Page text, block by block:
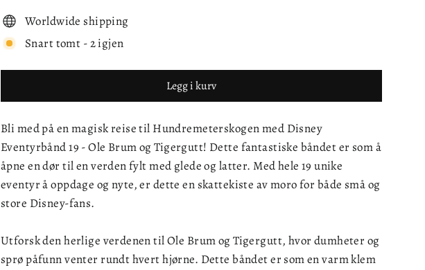
Worldwide shipping
Snart tomt - 2 igjen
Legg i kurv
Bli med på en magisk reise til Hundremeterskogen med Disney
Eventyrbånd 19 - Ole Brum og Tigergutt! Dette fantastiske båndet er som å
åpne en dør til en verden fylt med glede og latter. Med hele 19 unike
eventyr å oppdage og nyte, er dette en skattekiste av moro for både små og
store Disney-fans.
Utforsk den herlige verdenen til Ole Brum og Tigergutt, hvor dumheter og
sprø påfunn venter rundt hvert hjørne. Dette båndet er som en varm klem